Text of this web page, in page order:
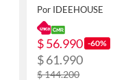
Por IDEEHOUSE
$ 56.990 -60%
$ 61.990
$ 144.200